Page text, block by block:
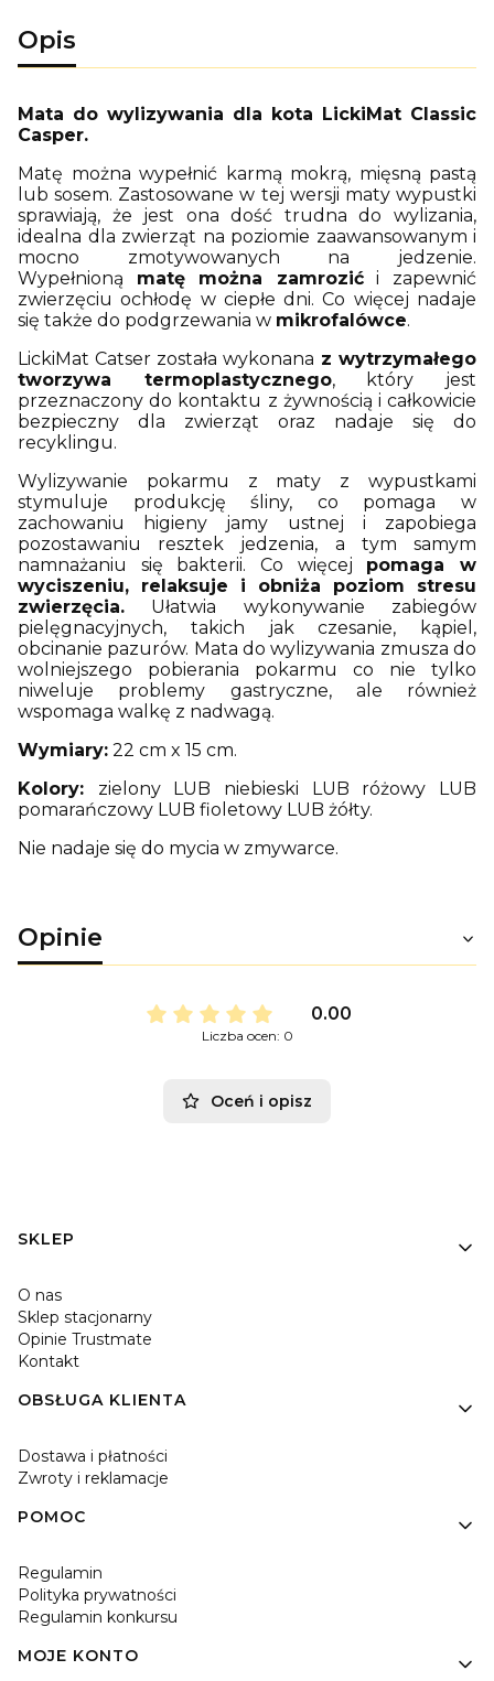
Opis
Mata do wylizywania dla kota LickiMat Classic
Casper.
Matę można wypełnić karmą mokrą, mięsną pastą
lub sosem. Zastosowane w tej wersji maty wypustki
sprawiają, że jest ona dość trudna do wylizania,
idealna dla zwierząt na poziomie zaawansowanym i
mocno zmotywowanych na jedzenie.
Wypełnioną matę można zamrozići zapewnić
zwierzęciu ochłodę w ciepłe dni. Co więcej nadaje
się także do podgrzewania w mikrofalówce.
LickiMat Catser została wykonana z wytrzymałego
tworzywa termoplastycznego, który jest
przeznaczony do kontaktu z żywnością i całkowicie
bezpieczny dla zwierząt oraz nadaje się do
recyklingu.
Wylizywanie pokarmu z maty z wypustkami
stymuluje produkcję śliny, co pomaga w
zachowaniu higieny jamy ustnej i zapobiega
pozostawaniu resztek jedzenia, a tym samym
namnażaniu się bakterii. Co więcej pomaga w
wyciszeniu, relaksuje i obniża poziom stresu
zwierzęcia. Ułatwia wykonywanie zabiegów
pielęgnacyjnych, takich jak czesanie, kąpiel,
obcinanie pazurów. Mata do wylizywania zmusza do
wolniejszego pobierania pokarmu co nie tylko
niweluje problemy gastryczne, ale również
wspomaga walkę z nadwagą.
Wymiary: 22 cm x 15 cm.
Kolory: zielony LUB niebieski LUB różowy LUB
pomarańczowy LUB fioletowy LUB żółty.
Nie nadaje się do mycia w zmywarce.
Opinie
0.00
Liczba ocen: 0
Oceń i opisz
Linki w stopce
SKLEP
O nas
Sklep stacjonarny
Opinie Trustmate
Kontakt
OBSŁUGA KLIENTA
Dostawa i płatności
Zwroty i reklamacje
POMOC
Regulamin
Polityka prywatności
Regulamin konkursu
MOJE KONTO